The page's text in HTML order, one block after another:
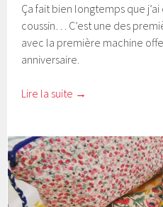
Ça fait bien longtemps que
coussin… C’est une des
avec la première machine
anniversaire.
Lire la suite →